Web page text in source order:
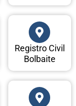
Registro Civil
Bolbaite